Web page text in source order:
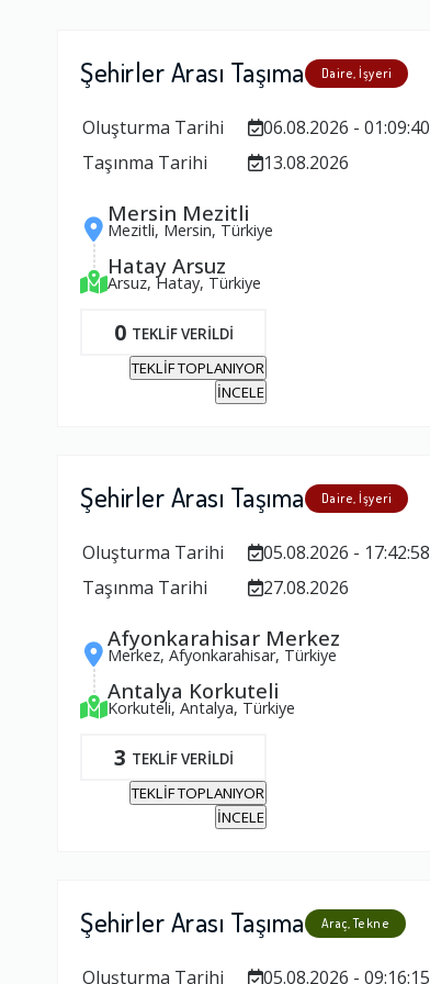
Şehirler Arası Taşıma Daire, İşyeri
Oluşturma Tarihi
06.08.2026 - 01:09:40
Taşınma Tarihi
13.08.2026
Mersin Mezitli
Mezitli, Mersin, Türkiye
Hatay Arsuz
Arsuz, Hatay, Türkiye
0 TEKLİF VERİLDİ
TEKLİF TOPLANIYOR
İNCELE
Şehirler Arası Taşıma Daire, İşyeri
Oluşturma Tarihi
05.08.2026 - 17:42:58
Taşınma Tarihi
27.08.2026
Afyonkarahisar Merkez
Merkez, Afyonkarahisar, Türkiye
Antalya Korkuteli
Korkuteli, Antalya, Türkiye
3 TEKLİF VERİLDİ
TEKLİF TOPLANIYOR
İNCELE
Şehirler Arası Taşıma Araç, Tekne
Oluşturma Tarihi 05.08.2026 - 09:16:15